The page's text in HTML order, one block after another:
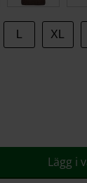
XL
Lägg i